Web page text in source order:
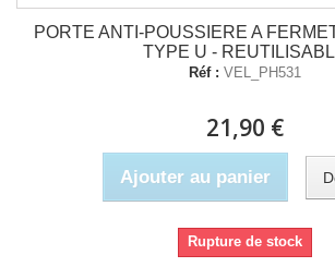
PORTE ANTI-POUSSIERE A
TYPE U -
Réf : VEL_PH531
21,90 €
Ajouter au panier
Rupture de stock